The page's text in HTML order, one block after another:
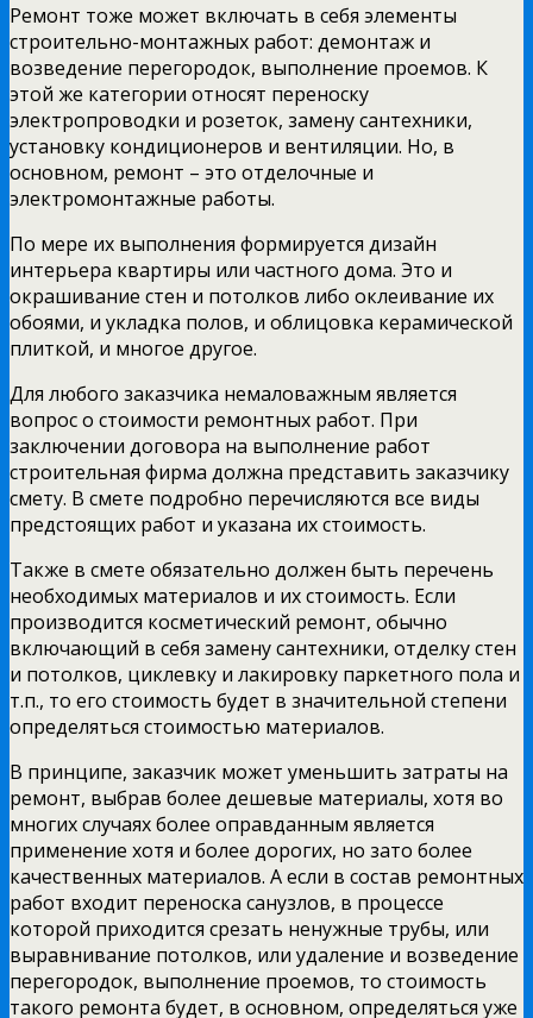
Ремонт тоже может включать в себя элементы
строительно-монтажных работ: демонтаж и
возведение перегородок, выполнение проемов. К
этой же категории относят переноску
электропроводки и розеток, замену сантехники,
установку кондиционеров и вентиляции. Но, в
основном, ремонт – это отделочные и
электромонтажные работы.
По мере их выполнения формируется дизайн
интерьера квартиры или частного дома. Это и
окрашивание стен и потолков либо оклеивание их
обоями, и укладка полов, и облицовка керамической
плиткой, и многое другое.
Для любого заказчика немаловажным является
вопрос о стоимости ремонтных работ. При
заключении договора на выполнение работ
строительная фирма должна представить заказчику
смету. В смете подробно перечисляются все виды
предстоящих работ и указана их стоимость.
Также в смете обязательно должен быть перечень
необходимых материалов и их стоимость. Если
производится косметический ремонт, обычно
включающий в себя замену сантехники, отделку стен
и потолков, циклевку и лакировку паркетного пола и
т.п., то его стоимость будет в значительной степени
определяться стоимостью материалов.
В принципе, заказчик может уменьшить затраты на
ремонт, выбрав более дешевые материалы, хотя во
многих случаях более оправданным является
применение хотя и более дорогих, но зато более
качественных материалов. А если в состав ремонтных
работ входит переноска санузлов, в процессе
которой приходится срезать ненужные трубы, или
выравнивание потолков, или удаление и возведение
перегородок, выполнение проемов, то стоимость
такого ремонта будет, в основном, определяться уже